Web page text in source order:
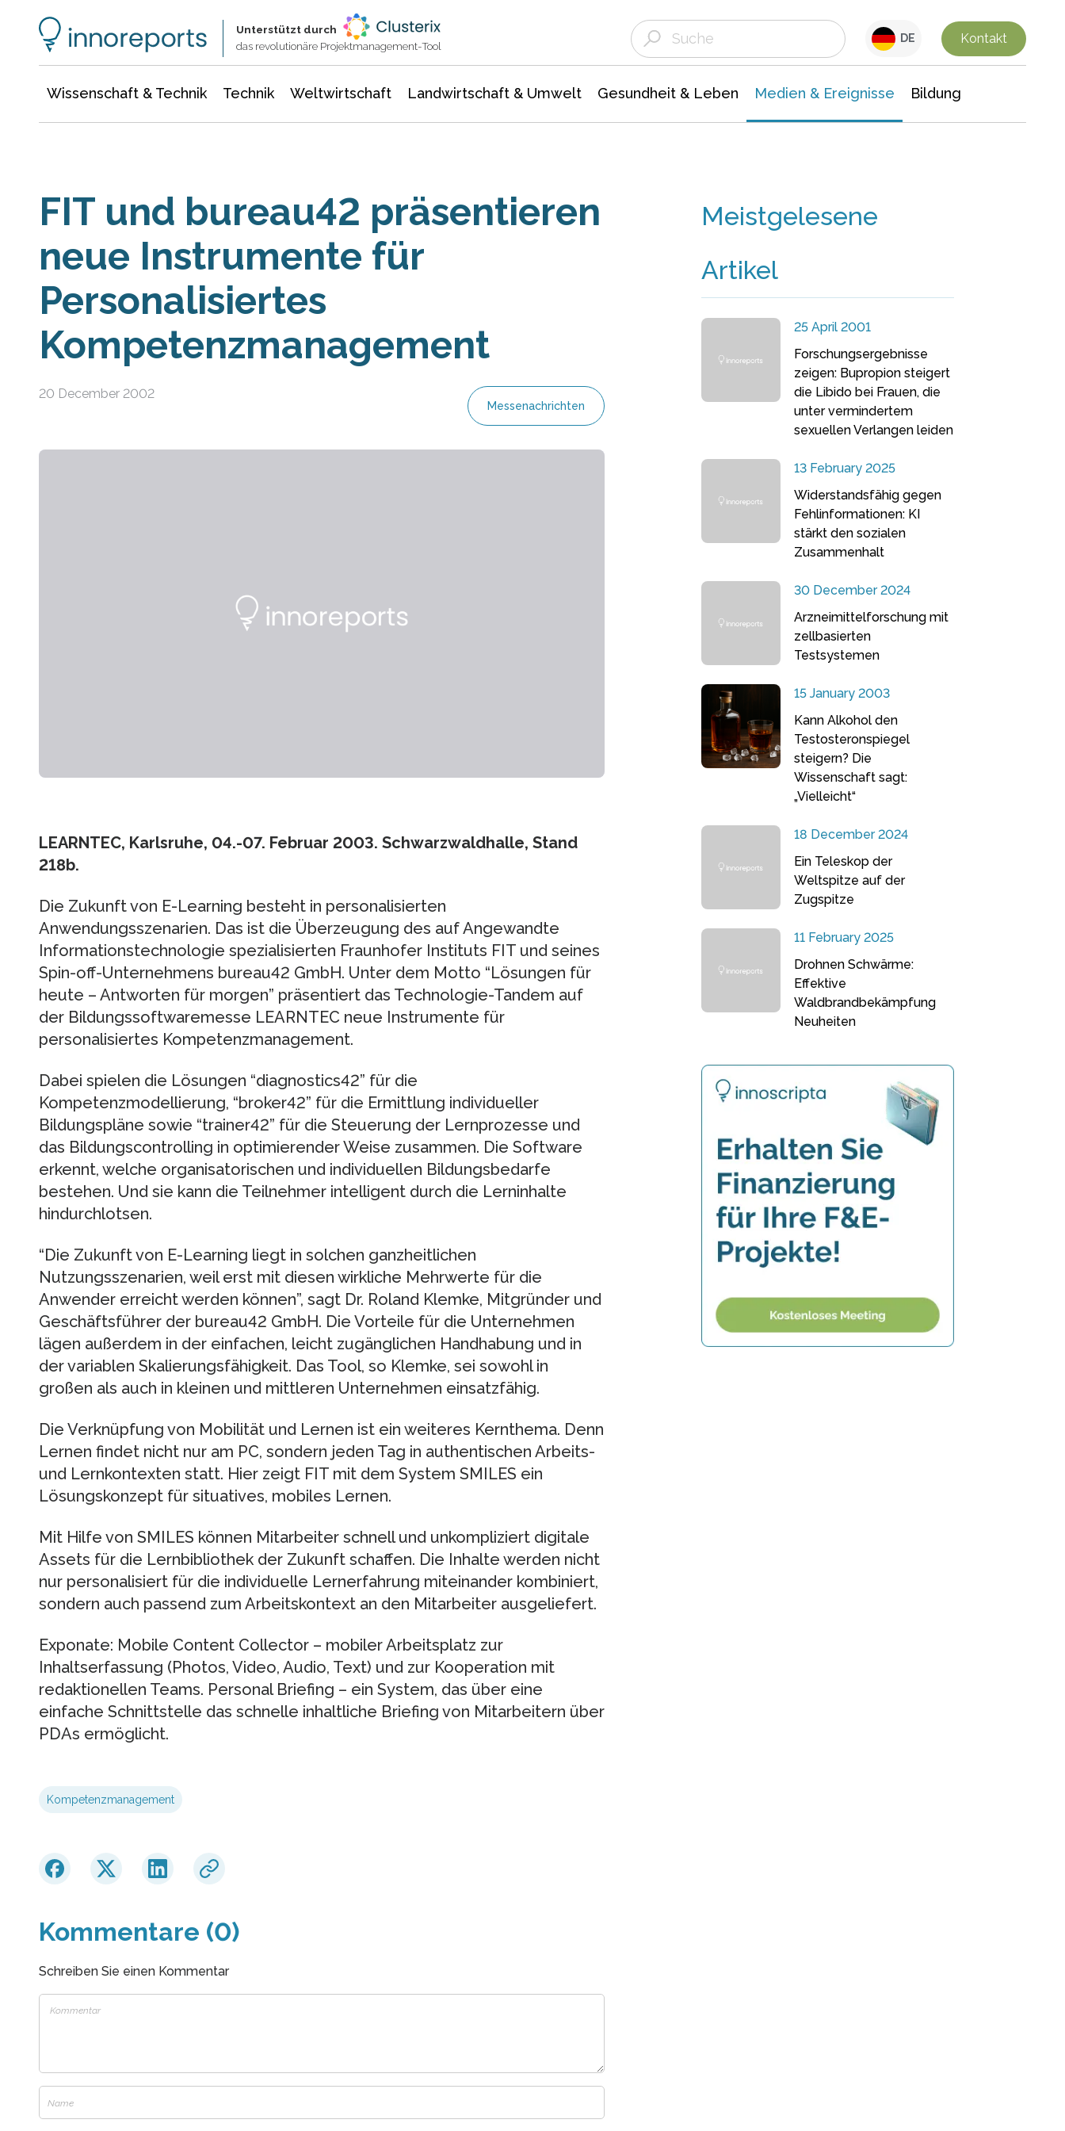
Unterstützt durch
das revolutionäre Projektmanagement-Tool
DE Kontakt
Wissenschaft & Technik Technik Weltwirtschaft Landwirtschaft & Umwelt Gesundheit & Leben Medien & Ereignisse Bildung
FIT und bureau42 präsentieren
neue Instrumente für
Personalisiertes
Kompetenzmanagement
20 December 2002
Messenachrichten
LEARNTEC, Karlsruhe, 04.-07. Februar 2003. Schwarzwaldhalle, Stand
218b.
Die Zukunft von E-Learning besteht in personalisierten
Anwendungsszenarien. Das ist die Überzeugung des auf Angewandte
Informationstechnologie spezialisierten Fraunhofer Instituts FIT und seines
Spin-off-Unternehmens bureau42 GmbH. Unter dem Motto “Lösungen für
heute – Antworten für morgen” präsentiert das Technologie-Tandem auf
der Bildungssoftwaremesse LEARNTEC neue Instrumente für
personalisiertes Kompetenzmanagement.
Dabei spielen die Lösungen “diagnostics42” für die
Kompetenzmodellierung, “broker42” für die Ermittlung individueller
Bildungspläne sowie “trainer42” für die Steuerung der Lernprozesse und
das Bildungscontrolling in optimierender Weise zusammen. Die Software
erkennt, welche organisatorischen und individuellen Bildungsbedarfe
bestehen. Und sie kann die Teilnehmer intelligent durch die Lerninhalte
hindurchlotsen.
“Die Zukunft von E-Learning liegt in solchen ganzheitlichen
Nutzungsszenarien, weil erst mit diesen wirkliche Mehrwerte für die
Anwender erreicht werden können”, sagt Dr. Roland Klemke, Mitgründer und
Geschäftsführer der bureau42 GmbH. Die Vorteile für die Unternehmen
lägen außerdem in der einfachen, leicht zugänglichen Handhabung und in
der variablen Skalierungsfähigkeit. Das Tool, so Klemke, sei sowohl in
großen als auch in kleinen und mittleren Unternehmen einsatzfähig.
Die Verknüpfung von Mobilität und Lernen ist ein weiteres Kernthema. Denn
Lernen findet nicht nur am PC, sondern jeden Tag in authentischen Arbeits-
und Lernkontexten statt. Hier zeigt FIT mit dem System SMILES ein
Lösungskonzept für situatives, mobiles Lernen.
Mit Hilfe von SMILES können Mitarbeiter schnell und unkompliziert digitale
Assets für die Lernbibliothek der Zukunft schaffen. Die Inhalte werden nicht
nur personalisiert für die individuelle Lernerfahrung miteinander kombiniert,
sondern auch passend zum Arbeitskontext an den Mitarbeiter ausgeliefert.
Exponate: Mobile Content Collector – mobiler Arbeitsplatz zur
Inhaltserfassung (Photos, Video, Audio, Text) und zur Kooperation mit
redaktionellen Teams. Personal Briefing – ein System, das über eine
einfache Schnittstelle das schnelle inhaltliche Briefing von Mitarbeitern über
PDAs ermöglicht.
Kompetenzmanagement
Kommentare (0)
Schreiben Sie einen Kommentar
Meistgelesene
Artikel
25 April 2001
Forschungsergebnisse
zeigen: Bupropion steigert
die Libido bei Frauen, die
unter vermindertem
sexuellen Verlangen leiden
13 February 2025
Widerstandsfähig gegen
Fehlinformationen: KI
stärkt den sozialen
Zusammenhalt
30 December 2024
Arzneimittelforschung mit
zellbasierten
Testsystemen
15 January 2003
Kann Alkohol den
Testosteronspiegel
steigern? Die
Wissenschaft sagt:
„Vielleicht“
18 December 2024
Ein Teleskop der
Weltspitze auf der
Zugspitze
11 February 2025
Drohnen Schwärme:
Effektive
Waldbrandbekämpfung
Neuheiten